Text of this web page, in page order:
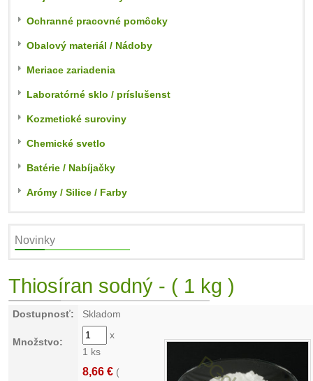
Ochranné pracovné pomôcky
Obalový materiál / Nádoby
Meriace zariadenia
Laboratórné sklo / príslušenst
Kozmetické suroviny
Chemické svetlo
Batérie / Nabíjačky
Arómy / Silice / Farby
Novinky
Thiosíran sodný - ( 1 kg )
Dostupnosť: Skladom
Množstvo:
x
1 ks
8,66 € (